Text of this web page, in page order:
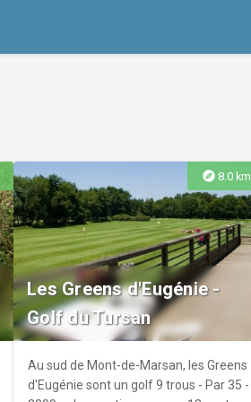
explore 8.0 km
Les Greens d'Eugénie -
Golf du Tursan
Au sud de Mont-de-Marsan, les Greens
d'Eugénie sont un golf 9 trous - Par 35 -